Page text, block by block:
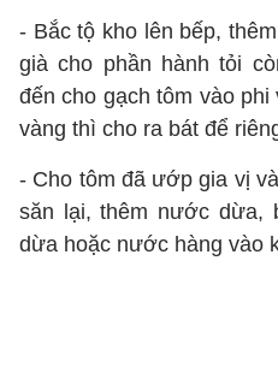
- Bắc tộ kho lên bếp,
già cho phần hành tỏi
đến cho gạch tôm vào
vàng thì cho ra bát để
- Cho tôm đã ướp gia vị
săn lại, thêm nước dừa,
dừa hoặc nước hàng vào